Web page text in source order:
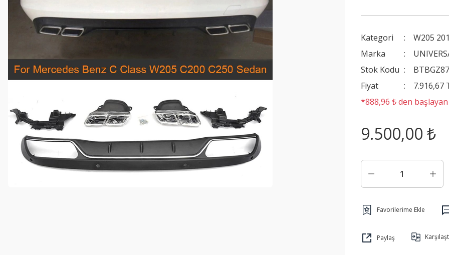
Kategori
W205
Marka
Stok Kodu
Fiyat
7.916,67
*888,96 ₺ den
9.500,00 ₺
Paylaş